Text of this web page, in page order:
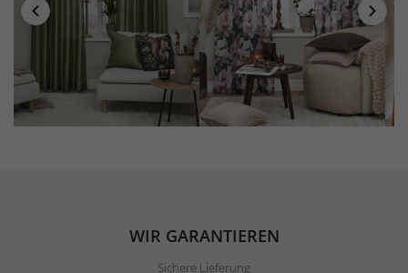
WIR GARANTIEREN
Sichere Lieferung